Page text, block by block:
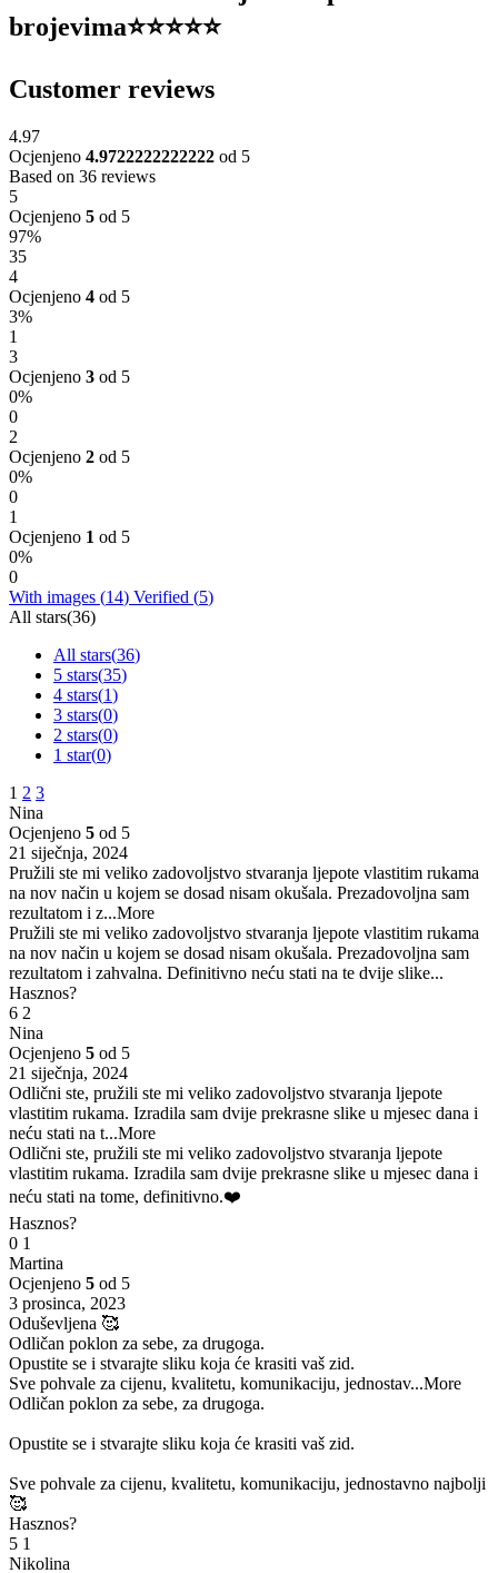
brojevima⭐️⭐️⭐️⭐️⭐️
Customer reviews
4.97
Ocjenjeno 4.9722222222222 od 5
Based on 36 reviews
5
Ocjenjeno 5 od 5
97%
35
4
Ocjenjeno 4 od 5
3%
1
3
Ocjenjeno 3 od 5
0%
0
2
Ocjenjeno 2 od 5
0%
0
1
Ocjenjeno 1 od 5
0%
0
With images (14) Verified (5)
All stars(36)
All stars(36)
5 stars(35)
4 stars(1)
3 stars(0)
2 stars(0)
1 star(0)
1 2 3
Nina
Ocjenjeno 5 od 5
21 siječnja, 2024
Pružili ste mi veliko zadovoljstvo stvaranja ljepote vlastitim rukama
na nov način u kojem se dosad nisam okušala. Prezadovoljna sam
rezultatom i z...More
Pružili ste mi veliko zadovoljstvo stvaranja ljepote vlastitim rukama
na nov način u kojem se dosad nisam okušala. Prezadovoljna sam
rezultatom i zahvalna. Definitivno neću stati na te dvije slike...
Hasznos?
6 2
Nina
Ocjenjeno 5 od 5
21 siječnja, 2024
Odlični ste, pružili ste mi veliko zadovoljstvo stvaranja ljepote
vlastitim rukama. Izradila sam dvije prekrasne slike u mjesec dana i
neću stati na t...More
Odlični ste, pružili ste mi veliko zadovoljstvo stvaranja ljepote
vlastitim rukama. Izradila sam dvije prekrasne slike u mjesec dana i
neću stati na tome, definitivno.❤️
Hasznos?
0 1
Martina
Ocjenjeno 5 od 5
3 prosinca, 2023
Oduševljena 🥰
Odličan poklon za sebe, za drugoga.
Opustite se i stvarajte sliku koja će krasiti vaš zid.
Sve pohvale za cijenu, kvalitetu, komunikaciju, jednostav...More
Odličan poklon za sebe, za drugoga.
Opustite se i stvarajte sliku koja će krasiti vaš zid.
Sve pohvale za cijenu, kvalitetu, komunikaciju, jednostavno najbolji
🥰
Hasznos?
5 1
Nikolina